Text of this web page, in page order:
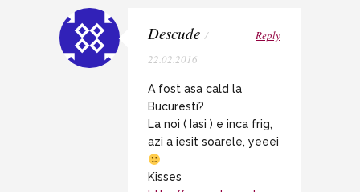
Descude /
22.02.2016
Reply
A fost asa cald la
Bucuresti?
La noi ( Iasi ) e inca frig,
azi a iesit soarele, yeeei
Kisses